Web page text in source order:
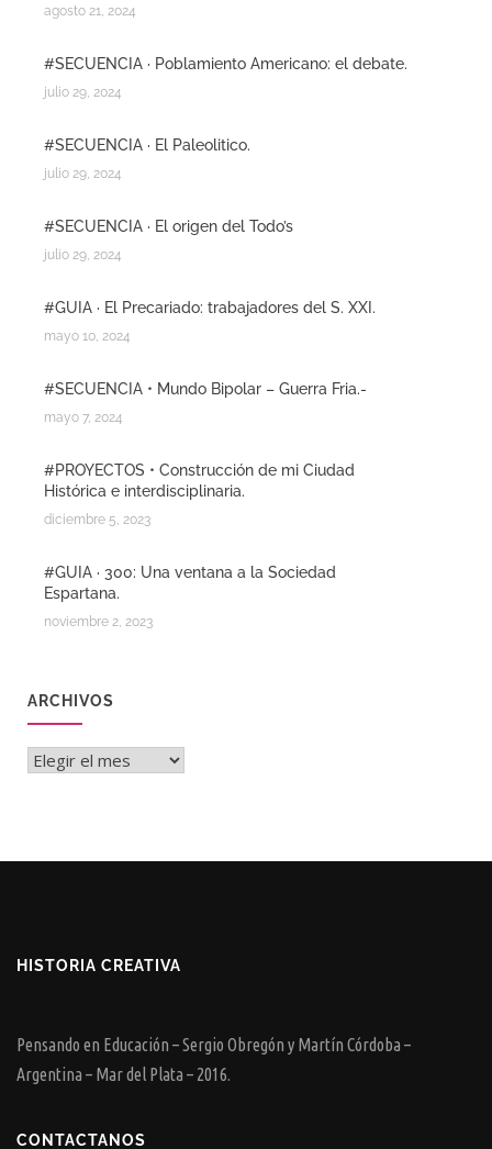
agosto 21, 2024
#SECUENCIA · Poblamiento Americano: el debate.
julio 29, 2024
#SECUENCIA · El Paleolitico.
julio 29, 2024
#SECUENCIA · El origen del Todo’s
julio 29, 2024
#GUIA · El Precariado: trabajadores del S. XXI.
mayo 10, 2024
#SECUENCIA • Mundo Bipolar – Guerra Fria.-
mayo 7, 2024
#PROYECTOS • Construcción de mi Ciudad
Histórica e interdisciplinaria.
diciembre 5, 2023
#GUIA · 300: Una ventana a la Sociedad
Espartana.
noviembre 2, 2023
ARCHIVOS
Archivos
HISTORIA CREATIVA
Pensando en Educación – Sergio Obregón y Martín Córdoba –
Argentina – Mar del Plata – 2016.
CONTACTANOS